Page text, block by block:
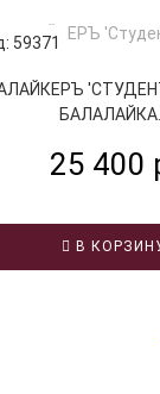
59371
БАЛАЛАЙКА...
25 400
В